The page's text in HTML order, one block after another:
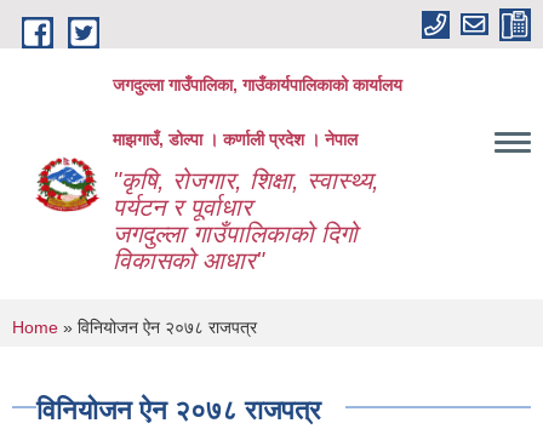
Skip to main content
जगदुल्ला गाउँपालिका, गाउँकार्यपालिकाको कार्यालय
माझगाउँ, डोल्पा । कर्णाली प्रदेश । नेपाल
"कृषि, रोजगार, शिक्षा, स्वास्थ्य,
पर्यटन र पूर्वाधार
जगदुल्ला गाउँपालिकाको दिगो
विकासको आधार"
You are here
Home » विनियोजन ऐन २०७८ राजपत्र
विनियोजन ऐन २०७८ राजपत्र